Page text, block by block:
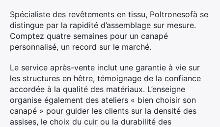
Spécialiste des revêtements en tissu, Poltronesofà se
distingue par la rapidité d’assemblage sur mesure.
Comptez quatre semaines pour un canapé
personnalisé, un record sur le marché.
Le service après-vente inclut une garantie à vie sur
les structures en hêtre, témoignage de la confiance
accordée à la qualité des matériaux. L’enseigne
organise également des ateliers « bien choisir son
canapé » pour guider les clients sur la densité des
assises, le choix du cuir ou la durabilité des